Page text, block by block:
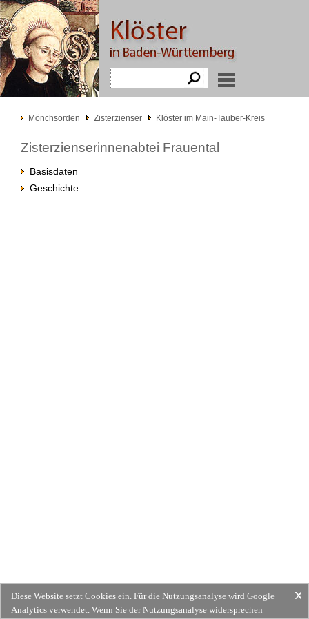
Mönchsorden Zisterzienser Klöster im Main-Tauber-Kreis
Zisterzienserinnenabtei Frauental
Basisdaten
Geschichte
Diese Website setzt Cookies ein. Für die Nutzungsanalyse wird Google
Analytics verwendet. Wenn Sie der Nutzungsanalyse widersprechen